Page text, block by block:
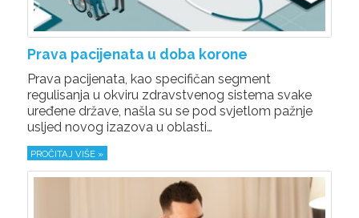
Prava pacijenata u doba korone
Prava pacijenata, kao specifičan segment
regulisanja u okviru zdravstvenog sistema svake
uređene države, našla su se pod svjetlom pažnje
usljed novog izazova u oblasti…
PROČITAJ VIŠE »